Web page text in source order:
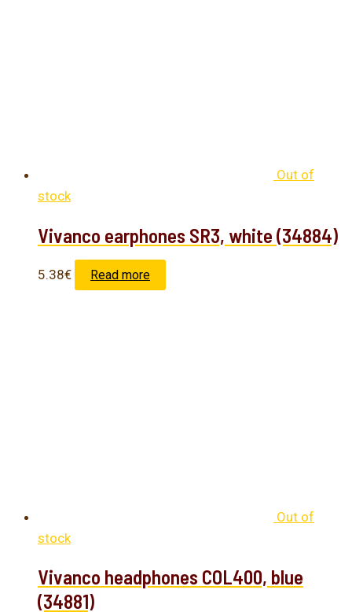
Out of
stock
Vivanco earphones SR3, white (34884)
5.38€ Read more
Out of
stock
Vivanco headphones COL400, blue
(34881)